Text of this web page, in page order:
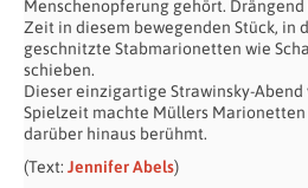
Menschenopferung gehört.
Zeit in diesem bewegenden Stück, in
geschnitzte Stabmarionetten wie
schieben.
Dieser einzigartige Strawinsky-
Spielzeit machte Müllers
darüber hinaus berühmt.
(Text: Jennifer Abels)